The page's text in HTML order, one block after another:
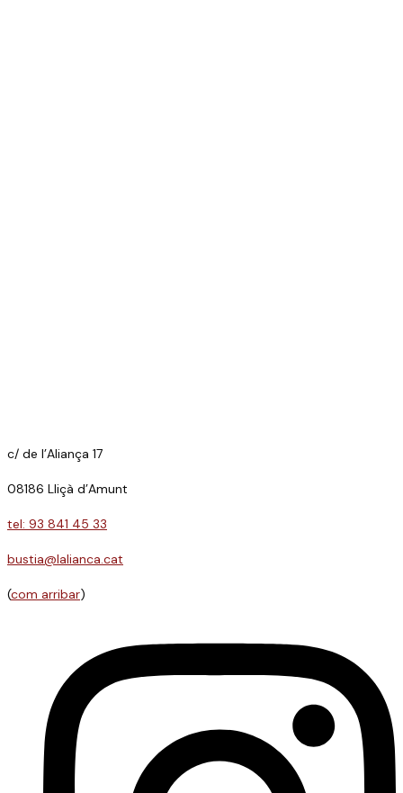
c/ de l’Aliança 17
08186 Lliçà d’Amunt
tel: 93 841 45 33
bustia@lalianca.cat
(com arribar)